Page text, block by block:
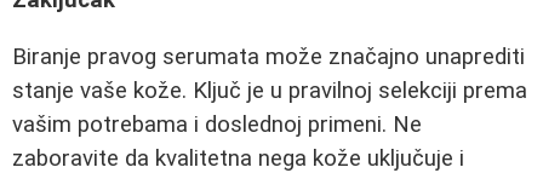
Biranje pravog serumata može značajno unaprediti
stanje vaše kože. Ključ je u pravilnoj selekciji prema
vašim potrebama i doslednoj primeni. Ne
zaboravite da kvalitetna nega kože uključuje i